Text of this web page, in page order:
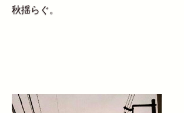
秋揺らぐ。